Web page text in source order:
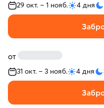
29 окт. – 1 нояб. 4 дня
от
31 окт. – 3 нояб. 4 дня